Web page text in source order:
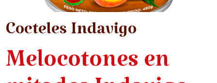
Cocteles Indavigo
Melocotones en